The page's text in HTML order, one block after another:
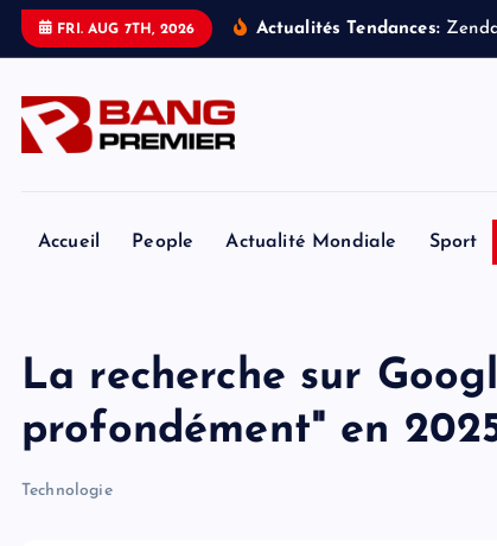
FRI. AUG 7TH, 2026 Actualités Tendances: Zend
Accueil People Actualité Mondiale Sport
La recherche sur
profondément" en
Technologie